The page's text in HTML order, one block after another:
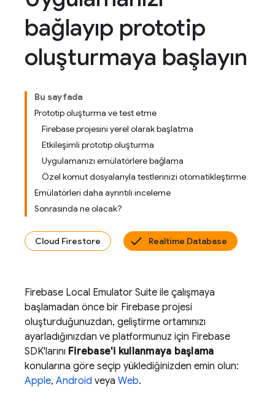
bağlayıp prototip
oluşturmaya başlayın
Bu sayfada
Prototip oluşturma ve test etme
Firebase projesini yerel olarak başlatma
Etkileşimli prototip oluşturma
Uygulamanızı emülatörlere bağlama
Özel komut dosyalarıyla testlerinizi otomatikleştirme
Emülatörleri daha ayrıntılı inceleme
Sonrasında ne olacak?
Cloud Firestore Realtime Database
Firebase Local Emulator Suite ile çalışmaya
başlamadan önce bir Firebase projesi
oluşturduğunuzdan, geliştirme ortamınızı
ayarladığınızdan ve platformunuz için Firebase
SDK'larını Firebase'i kullanmaya başlama
konularına göre seçip yüklediğinizden emin olun:
Apple, Android veya Web.